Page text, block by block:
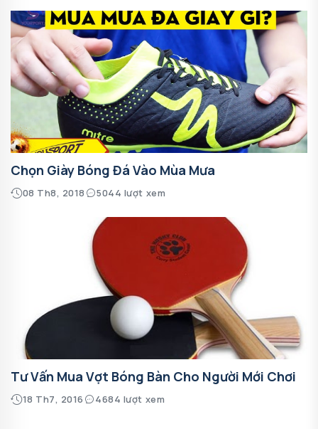
Chọn Giày Bóng Đá Vào Mùa Mưa
08 Th8, 2018 5044 lượt xem
Tư Vấn Mua Vợt Bóng Bàn Cho Người Mới Chơi
18 Th7, 2016 4684 lượt xem